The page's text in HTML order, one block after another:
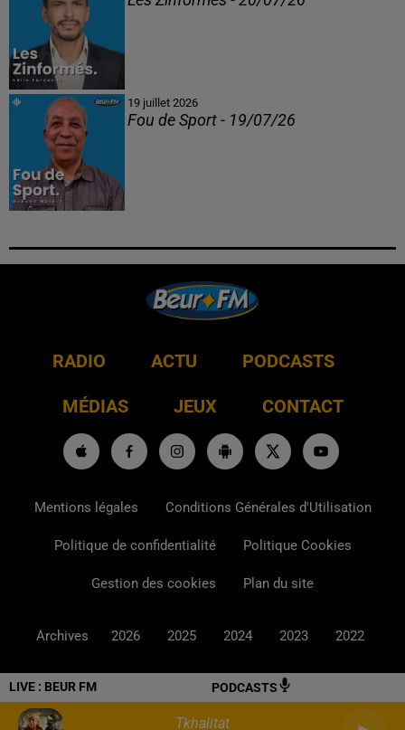
LIVE : BEUR FM PODCASTS
Tkhalitat
19 juillet 2026
Fou de Sport - 19/07/26
RADIO ACTU PODCASTS
MÉDIAS JEUX CONTACT
Mentions légales Conditions Générales d'Utilisation
Politique de confidentialité Politique Cookies
Gestion des cookies Plan du site
Archives 2026 2025 2024 2023 2022